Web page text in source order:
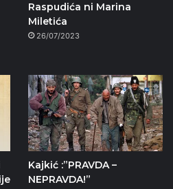
Raspudića ni Marina
Miletića
26/07/2023
Kajkić :”PRAVDA –
NEPRAVDA!”